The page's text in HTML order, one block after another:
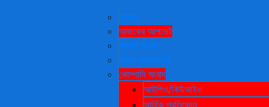
প্রচ্ছদ
আজকের আপডেট
প্রচ্ছদ
আজকের আপডেট
প্রধান সংবাদ
বাজার পর্যালোচনা
কোম্পানি সংবাদ
আইপিও/কিউআইও
আর্থিক প্রতিবেদন